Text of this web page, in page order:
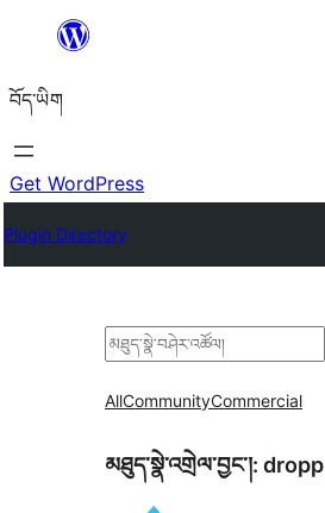
content
བོད་ཡིག
Get WordPress
Plugin Directory
བཤེར་
AllCommunityCommercial
མཐུད་སྣེ་འགྲེལ་བྱང་།: dropp